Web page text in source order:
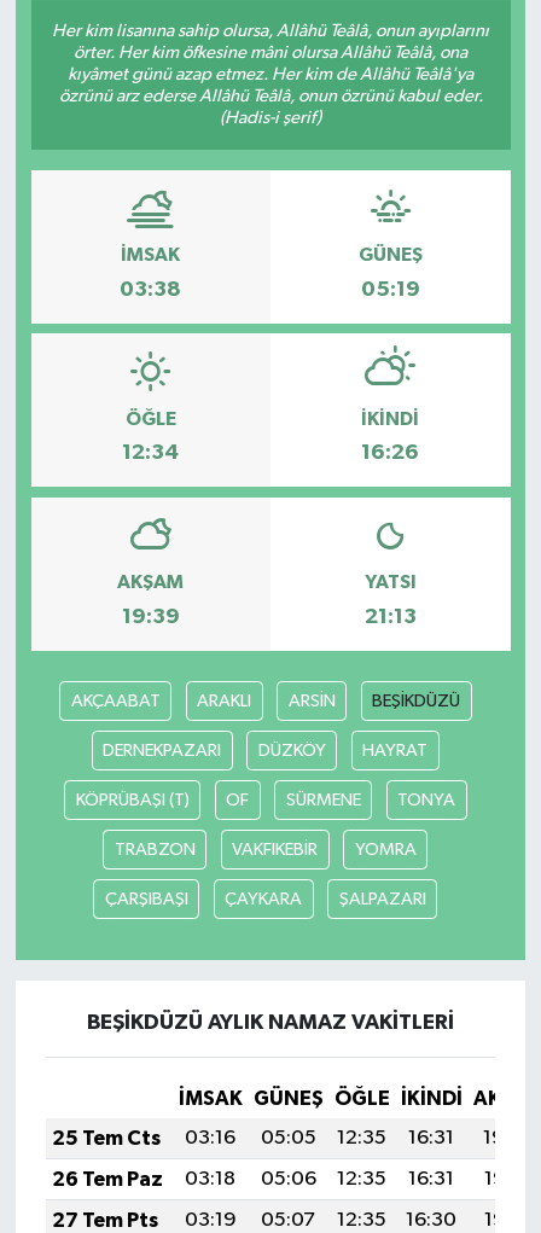
Her kim lisanına sahip olursa, Allâhü Teâlâ, onun ayıplarını
örter. Her kim öfkesine mâni olursa Allâhü Teâlâ, ona
kıyâmet günü azap etmez. Her kim de Allâhü Teâlâ'ya
özrünü arz ederse Allâhü Teâlâ, onun özrünü kabul eder.
(Hadis-i şerif)
İMSAK
03:38
GÜNEŞ
05:19
ÖĞLE
12:34
İKINDI
16:26
AKŞAM
19:39
YATSI
21:13
AKÇAABAT ARAKLI ARSİN BEŞİKDÜZÜ
DERNEKPAZARI DÜZKÖY HAYRAT
KÖPRÜBAŞI (T) OF SÜRMENE TONYA
TRABZON VAKFIKEBİR YOMRA
ÇARŞIBAŞI ÇAYKARA ŞALPAZARI
BEŞİKDÜZÜ AYLIK NAMAZ VAKITLERI
İMSAK GÜNEŞ ÖĞLE İKINDI
25 Tem Cts
03:16 05:05 12:35 16:31
19:54
26 Tem Paz
03:18 05:06 12:35 16:31
19:53
27 Tem Pts
03:19 05:07 12:35 16:30
19:52
Güncel
Kültür & Sanat
Magazin
Resmi İlan
Sağlık & Yaşam